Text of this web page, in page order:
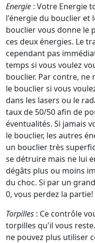
Energie : Votre Energie
l'énergie du bouclier et
bouclier vous donne le
ces deux énergies. Le
cependant pas
temps si vous voulez
bouclier. Par contre,
le bouclier si vous
dans les lasers ou le
taux de 50/50 afin de
éventualités. Si jamais
le bouclier, les autres
un bouclier très
se détruire mais ne lui
dégâts plus ou moins
du choc. Si par un
0, vous perdez la
Torpilles : Ce contrôle
torpilles qu'il vous
ne pouvez plus utiliser